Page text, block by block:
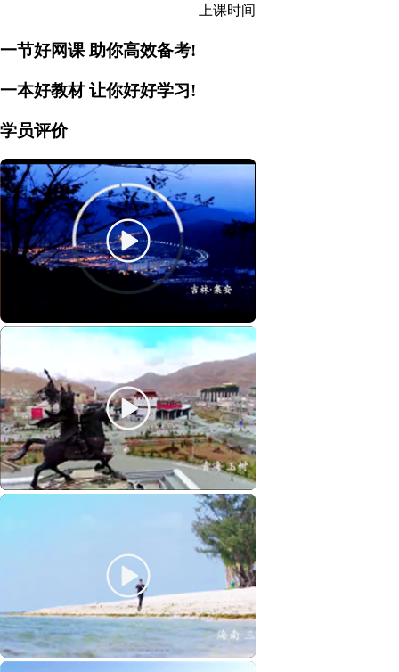
上课时间
一节好网课 助你高效备考!
一本好教材让你好好学习!
学员评价